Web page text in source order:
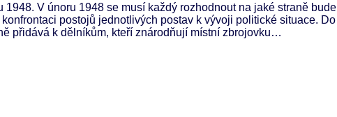
V únoru 1948 se musí každý rozhodnout na jaké straně
postojů jednotlivých postav k vývoji politické situace.
přidává k dělníkům, kteří znárodňují místní zbrojovku…